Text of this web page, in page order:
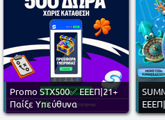
Promo STX500✅ ΕΕΕΠ|21+
Παίξε Υπεύθυνα